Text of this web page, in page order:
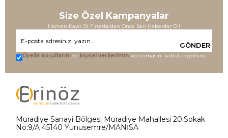
Size Özel Kampanyalar
Hemen Kayıt Ol Fırsatlardan Önce Sen Haberdar Ol!
GÖNDER
Üyelik koşullarını ve kişisel verilerimin korunmasını kabul ediyorum.
Muradiye Sanayi Bölgesi Muradiye Mahallesi 20.Sokak
No:9/A 45140 Yunusemre/MANİSA